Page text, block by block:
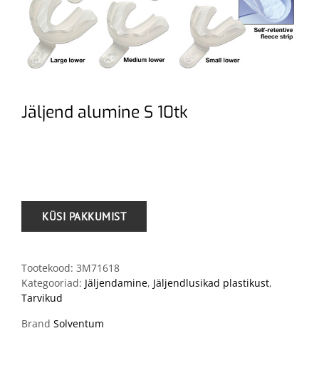
Jäljend alumine S 10tk
Tootekood: 3M71618
Kategooriad: Jäljendamine, Jäljendlusikad plastikust,
Tarvikud
Brand Solventum